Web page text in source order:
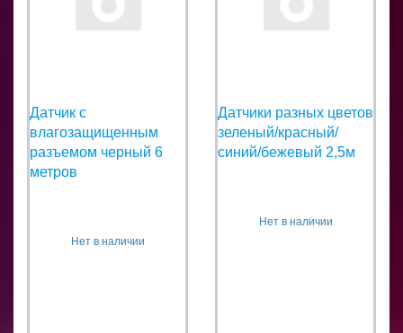
Датчик с
влагозащищенным
разъемом черный 6
метров
Нет в наличии
Датчики разных цветов
зеленый/красный/
синий/бежевый 2,5м
Нет в наличии